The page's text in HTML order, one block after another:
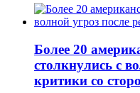
Более 20
столкнулись с
критики со